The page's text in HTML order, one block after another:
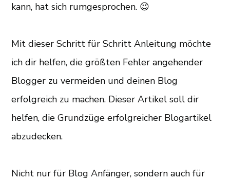
kann, hat sich rumgesprochen. 😉
Mit dieser Schritt für Schritt Anleitung möchte
ich dir helfen, die größten Fehler angehender
Blogger zu vermeiden und deinen Blog
erfolgreich zu machen. Dieser Artikel soll dir
helfen, die Grundzüge erfolgreicher Blogartikel
abzudecken.
Nicht nur für Blog Anfänger, sondern auch für